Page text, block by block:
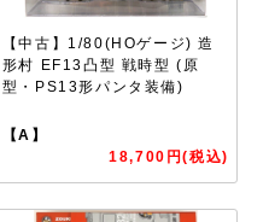
【中古】1/80(HOゲージ) 造
形村 EF13凸型 戦時型 (原
型・PS13形パンタ装備)
【A】
18,700円(税込)